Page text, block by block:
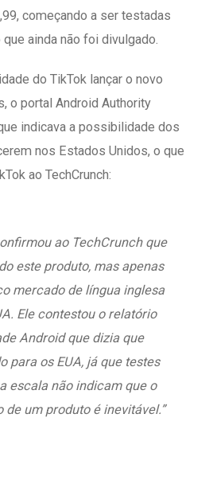
começando a ser testadas
ainda não foi divulgado.
do TikTok lançar o novo
o portal Android Authority
indicava a possibilidade dos
nos Estados Unidos, o que
ao TechCrunch:
ao TechCrunch que
este produto, mas apenas
mercado de língua inglesa
Ele contestou o relatório
Android que dizia que
para os EUA, já que testes
escala não indicam que o
de um produto é inevitável.”